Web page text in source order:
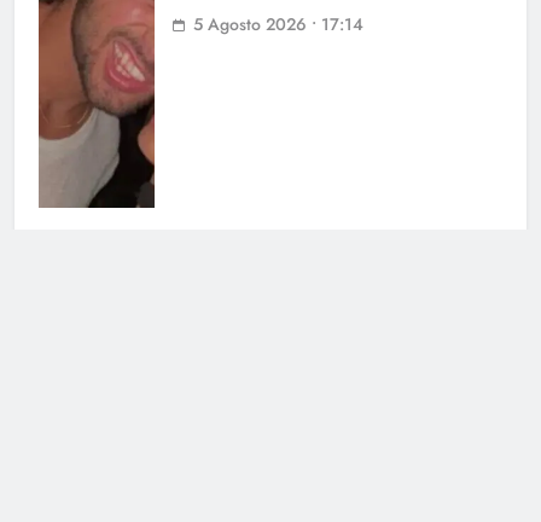
5 Agosto 2026 • 17:14